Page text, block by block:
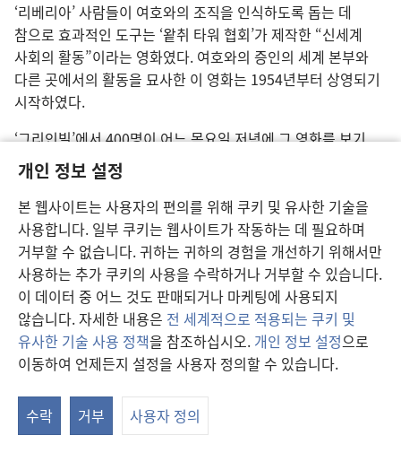
개인 정보 설정
본 웹사이트는 사용자의 편의를 위해 쿠키 및 유사한 기술을
사용합니다. 일부 쿠키는 웹사이트가 작동하는 데 필요하며
거부할 수 없습니다. 귀하는 귀하의 경험을 개선하기 위해서만
사용하는 추가 쿠키의 사용을 수락하거나 거부할 수 있습니다.
이 데이터 중 어느 것도 판매되거나 마케팅에 사용되지
않습니다. 자세한 내용은 전 세계적으로 적용되는 쿠키 및
유사한 기술 사용 정책을 참조하십시오. 개인 정보 설정으로
이동하여 언제든지 설정을 사용자 정의할 수 있습니다.
수락 거부 사용자 정의
‘리베리아’ 사람들이 여호와의 조직을 인식하도록 돕는 데
참으로 효과적인 도구는 ‘왙취 타워 협회’가 제작한 “신세계
사회의 활동”이라는 영화였다. 여호와의 증인의 세계 본부와
다른 곳에서의 활동을 묘사한 이 영화는 1954년부터 상영되기
시작하였다.
‘그리인빌’에서 400명이 어느 목요일 저녁에 그 영화를 보기
위하여 왔다. “혼자 보기 아깝다”는 것이 많은 사람들의
반응이었다. 토요일 저녁에 순회 감독자가 개인 연구를 하고
있는데, 문을 ‘노크’하는 사람이 있었다. “와서 영화를 보여
주세요. 사람들이 모두 기다리고 있읍니다. 준비는 다
되었읍니다. 꼭 오십시오!” 그가 도착해 보니 500여명이
회관을 메우고 있었다. 이번에는 그들이 처음보다 더욱 영화를
즐겼다. “[화면에 나오는] 이 사람들은 연기를 하고 있는 것이
아니라 일하고 있읍니다”라는 말이 여러 번 반복되었다. 한
존경받는 사람과 그의 가족은 이 영화를 보고 깨달은 바 있어
집회에 참석하기 시작하였다. 얼마 후 그 아버지는 왕국 소식을
또 다른 지방에서, 한 종교 단체의 지도자가 이전에는 여호와의